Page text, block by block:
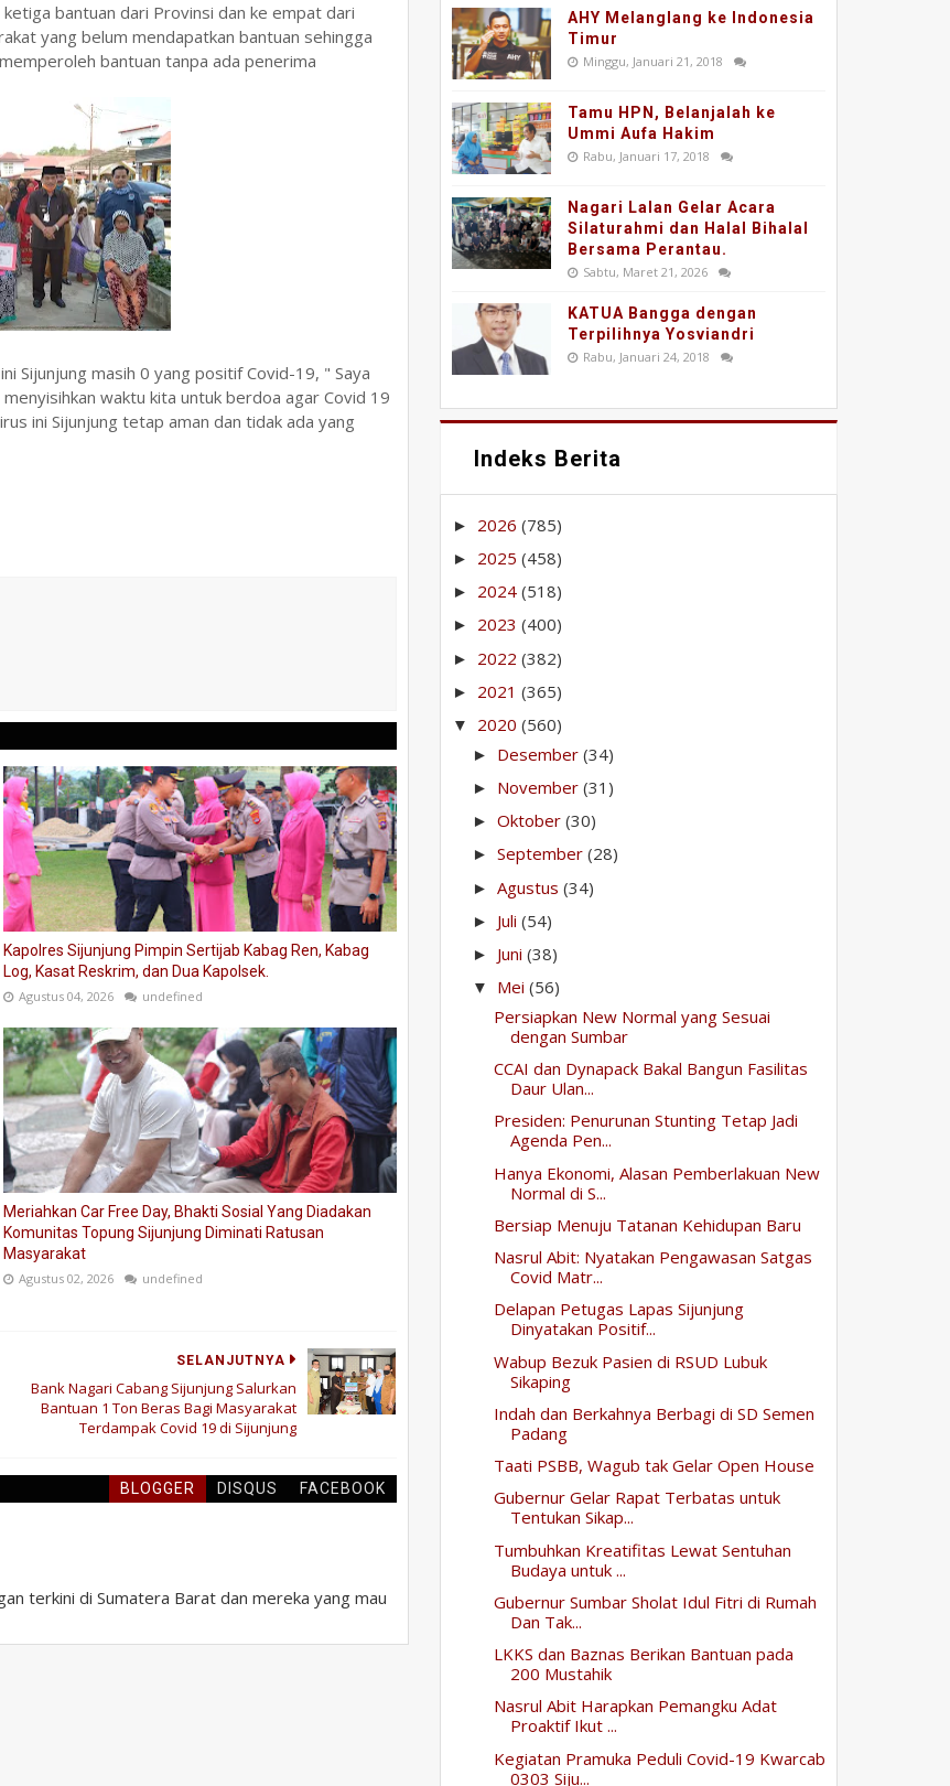
bantuan dari Provinsi dan ke empat dari
yang belum mendapatkan bantuan sehingga
bantuan tanpa ada penerima
Sijunjung masih 0 yang positif Covid-19, " Saya
waktu kita untuk berdoa agar Covid 19
ini Sijunjung tetap aman dan tidak ada yang
Kapolres Sijunjung Pimpin Sertijab Kabag Ren, Kabag
Log, Kasat Reskrim, dan Dua Kapolsek.
Agustus 04, 2026 undefined
Meriahkan Car Free Day, Bhakti Sosial Yang Diadakan
Komunitas Topung Sijunjung Diminati Ratusan
Masyarakat
Agustus 02, 2026 undefined
SELANJUTNYA
Bank Nagari Cabang Sijunjung Salurkan
Bantuan 1 Ton Beras Bagi Masyarakat
Terdampak Covid 19 di Sijunjung
BLOGGER DISQUS FACEBOOK
terkini di Sumatera Barat dan mereka yang mau
AHY Melanglang ke Indonesia
Timur
Minggu, Januari 21, 2018
Tamu HPN, Belanjalah ke
Ummi Aufa Hakim
Rabu, Januari 17, 2018
Nagari Lalan Gelar Acara
Silaturahmi dan Halal Bihalal
Bersama Perantau.
Sabtu, Maret 21, 2026
KATUA Bangga dengan
Terpilihnya Yosviandri
Rabu, Januari 24, 2018
Indeks Berita
► 2026(785)
► 2025(458)
► 2024(518)
► 2023(400)
► 2022(382)
► 2021(365)
▼ 2020(560)
► Desember(34)
► November(31)
►Oktober(30)
►September(28)
►Agustus(34)
► Juli(54)
► Juni(38)
▼ Mei(56)
Persiapkan New Normal yang Sesuai
dengan Sumbar
CCAI dan Dynapack Bakal Bangun Fasilitas
Daur Ulan...
Presiden: Penurunan Stunting Tetap Jadi
Agenda Pen...
Hanya Ekonomi, Alasan Pemberlakuan New
Normal di S...
Bersiap Menuju Tatanan Kehidupan Baru
Nasrul Abit: Nyatakan Pengawasan Satgas
Covid Matr...
Delapan Petugas Lapas Sijunjung
Dinyatakan Positif...
Wabup Bezuk Pasien di RSUD Lubuk
Sikaping
Indah dan Berkahnya Berbagi di SD Semen
Padang
Taati PSBB, Wagub tak Gelar Open House
Gubernur Gelar Rapat Terbatas untuk
Tentukan Sikap...
Tumbuhkan Kreatifitas Lewat Sentuhan
Budaya untuk ...
Gubernur Sumbar Sholat Idul Fitri di Rumah
Dan Tak...
LKKS dan Baznas Berikan Bantuan pada
200 Mustahik
Nasrul Abit Harapkan Pemangku Adat
Proaktif Ikut ...
Kegiatan Pramuka Peduli Covid-19 Kwarcab
0303 Siju...